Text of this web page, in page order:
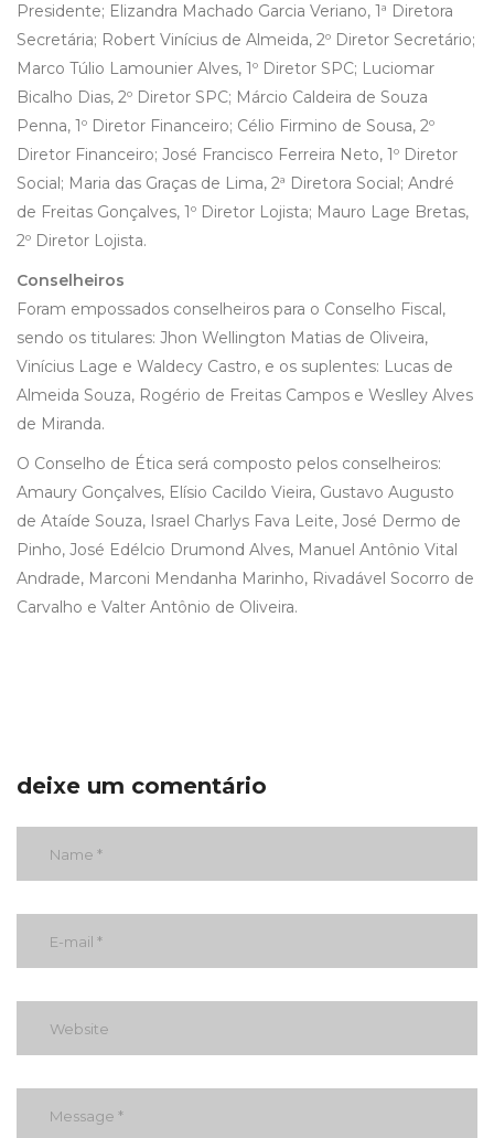
Presidente; Elizandra Machado Garcia Veriano, 1ª Diretora
Secretária; Robert Vinícius de Almeida, 2º Diretor Secretário;
Marco Túlio Lamounier Alves, 1º Diretor SPC; Luciomar
Bicalho Dias, 2º Diretor SPC; Márcio Caldeira de Souza
Penna, 1º Diretor Financeiro; Célio Firmino de Sousa, 2º
Diretor Financeiro; José Francisco Ferreira Neto, 1º Diretor
Social; Maria das Graças de Lima, 2ª Diretora Social; André
de Freitas Gonçalves, 1º Diretor Lojista; Mauro Lage Bretas,
2º Diretor Lojista.
Conselheiros
Foram empossados conselheiros para o Conselho Fiscal,
sendo os titulares: Jhon Wellington Matias de Oliveira,
Vinícius Lage e Waldecy Castro, e os suplentes: Lucas de
Almeida Souza, Rogério de Freitas Campos e Weslley Alves
de Miranda.
O Conselho de Ética será composto pelos conselheiros:
Amaury Gonçalves, Elísio Cacildo Vieira, Gustavo Augusto
de Ataíde Souza, Israel Charlys Fava Leite, José Dermo de
Pinho, José Edélcio Drumond Alves, Manuel Antônio Vital
Andrade, Marconi Mendanha Marinho, Rivadável Socorro de
Carvalho e Valter Antônio de Oliveira.
deixe um comentário